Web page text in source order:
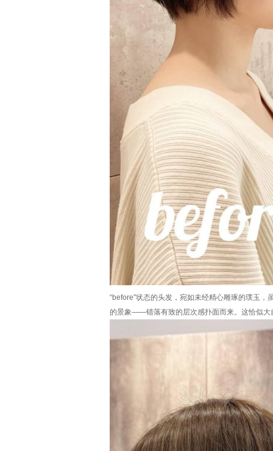
“before”状态的头发，宛如未经精心雕琢的璞玉
的景象——错落有致的层次感扑面而来。这恰似大